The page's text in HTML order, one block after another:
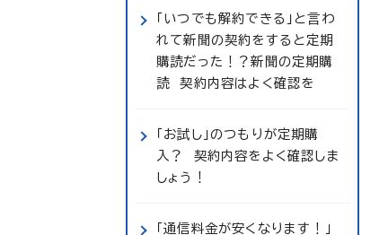
「いつでも解約できる」と言わ
れて新聞の契約をすると定期
購読だった！？新聞の定期購
読 契約内容はよく確認を
「お試し」のつもりが定期購
入？ 契約内容をよく確認しま
しょう！
「通信料金が安くなります！」